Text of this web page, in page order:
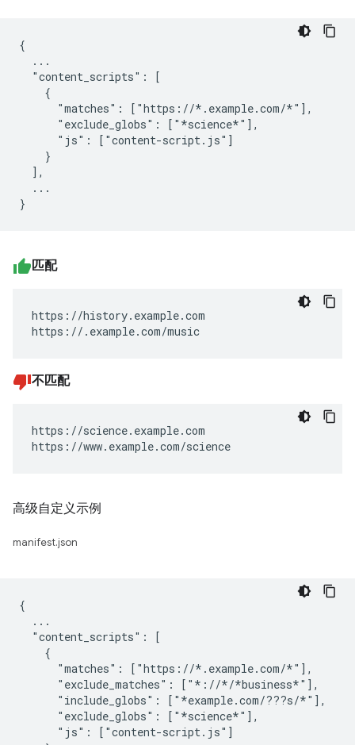
{
  ...
  "content_scripts": [
    {
      "matches": ["https://*.example.com/*"],
      "exclude_globs": ["*science*"],
      "js": ["content-script.js"]
    }
  ],
  ...
匹配
https://history.example.com
https://.example.com/music
不匹配
https://science.example.com
https://www.example.com/science
高级自定义示例
manifest.json
{
  ...
  "content_scripts": [
    {
      "matches": ["https://*.example.com/*"],
      "exclude_matches": ["*://*/*business*"],
      "include_globs": ["*example.com/???s/*"],
      "exclude_globs": ["*science*"],
      "js": ["content-script.js"]